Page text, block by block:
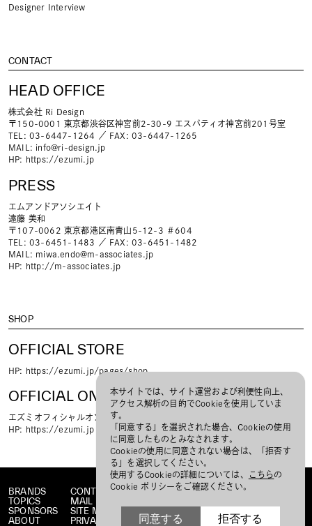
Designer Interview
CONTACT
HEAD OFFICE
株式会社 Ri Design
〒150-0001 東京都渋谷区神宮前2-30-9 エスパティオ神宮前201号室
TEL: 03-6447-1264 ／ FAX: 03-6447-1265
MAIL: info@ri-design.jp
HP: https://ezumi.jp
PRESS
エムアンドアソシエイト
遠藤 美和
〒107-0062 東京都港区南青山5-12-3 ＃604
TEL: 03-6451-1483 ／ FAX: 03-6451-1482
MAIL: miwa.endo@m-associates.jp
HP: http://m-associates.jp
SHOP
OFFICIAL STORE
HP: https://ezumi.jp/pages/shop
OFFICIAL ONLINE STORE
エズミオフィシャルオンラインショップ
HP:
https://ezumi.jp
BRANDS
TOPICS
SPONSORS
ABOUT
CONTACT
MAIL MAGAZINE
SITE MAP
PRIVACY POLICY
本サイトでは、サイト運営および利便性向上、
アクセス解析の目的でCookieを使用していま
す。
「同意する」を選択された場合、Cookieの使用
に同意したものとみなされます。
Cookieの使用に同意されない場合は、「拒否す
る」を選択してください。
使用するCookieの詳細については、
こちらの
Cookie ポリシーをご確認ください。
同意する 拒否する